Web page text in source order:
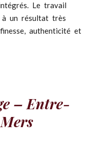
Le travail
à un résultat très
authenticité et
– Entre-